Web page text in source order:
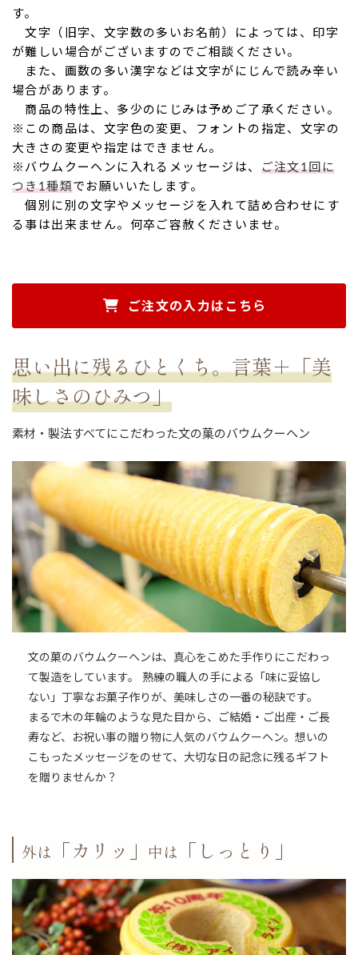
す。
文字（旧字、文字数の多いお名前）によっては、印字
が難しい場合がございますのでご相談ください。
また、画数の多い漢字などは文字がにじんで読み辛い
場合があります。
商品の特性上、多少のにじみは予めご了承ください。
※この商品は、文字色の変更、フォントの指定、文字の
大きさの変更や指定はできません。
※バウムクーヘンに入れるメッセージは、 ご注文1回に
つき1種類でお願いいたします。
個別に別の文字やメッセージを入れて詰め合わせにす
る事は出来ません。何卒ご容赦くださいませ。
ご注文の入力はこちら
思い出に残るひとくち。言葉＋「美
味しさのひみつ」
素材・製法すべてにこだわった文の菓のバウムクーヘン
文の菓のバウムクーヘンは、真心をこめた手作りにこだわっ
て製造をしています。 熟練の職人の手による「味に妥協し
ない」丁寧なお菓子作りが、美味しさの一番の秘訣です。
まるで木の年輪のような見た目から、ご結婚・ご出産・ご長
寿など、お祝い事の贈り物に人気のバウムクーヘン。想いの
こもったメッセージをのせて、大切な日の記念に残るギフト
を贈りませんか？
外は 「カリッ」 中は 「しっとり」